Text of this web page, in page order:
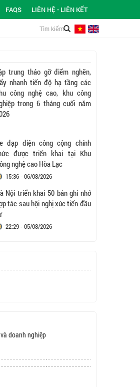
FAQS LIÊN HỆ - LIÊN KẾT
trung tháo gỡ điểm nghẽn,
nhanh tiến độ hạ tầng các
công nghệ cao, khu công
trong 6 tháng cuối năm
đạp điện công cộng chính
được triển khai tại Khu
nghệ cao Hòa Lạc
15:36 - 06/08/2026
Nội triển khai 50 bản ghi nhớ
tác sau hội nghị xúc tiến đầu
22:29 - 05/08/2026
doanh nghiệp